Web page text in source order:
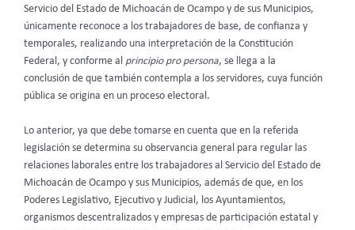
Servicio del Estado de Michoacán de Ocampo y de sus Municipios,
únicamente reconoce a los trabajadores de base, de confianza y
temporales, realizando una interpretación de la Constitución
Federal, y conforme al principio pro persona, se llega a la
conclusión de que también contempla a los servidores, cuya función
pública se origina en un proceso electoral.
Lo anterior, ya que debe tomarse en cuenta que en la referida
legislación se determina su observancia general para regular las
relaciones laborales entre los trabajadores al Servicio del Estado de
Michoacán de Ocampo y sus Municipios, además de que, en los
Poderes Legislativo, Ejecutivo y Judicial, los Ayuntamientos,
organismos descentralizados y empresas de participación estatal y